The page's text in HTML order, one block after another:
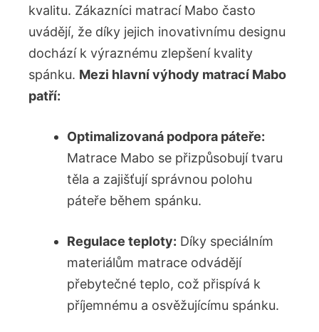
kvalitu. Zákazníci matrací Mabo často
uvádějí, že díky jejich inovativnímu designu
dochází k výraznému zlepšení kvality
spánku. Mezi hlavní výhody matrací Mabo
patří:
Optimalizovaná podpora páteře:
Matrace Mabo se přizpůsobují tvaru
těla a zajišťují správnou polohu
páteře během spánku.
Regulace teploty: Díky speciálním
materiálům matrace odvádějí
přebytečné teplo, což přispívá k
příjemnému a osvěžujícímu spánku.